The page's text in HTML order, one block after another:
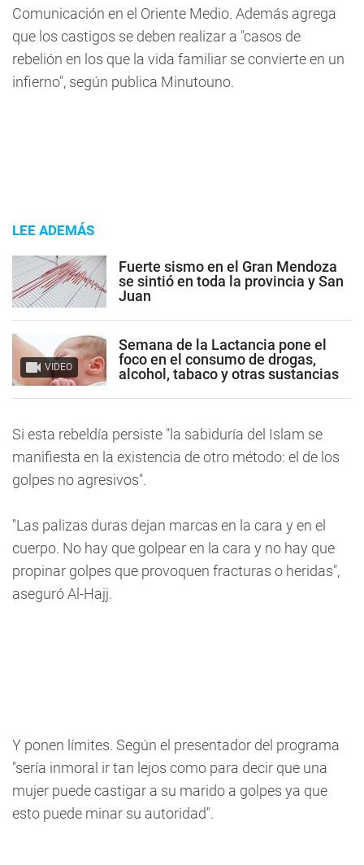
Comunicación en el Oriente Medio. Además agrega
que los castigos se deben realizar a "casos de
rebelión en los que la vida familiar se convierte en un
infierno", según publica Minutouno.
LEE ADEMÁS
Fuerte sismo en el Gran Mendoza
se sintió en toda la provincia y San
Juan
VIDEO
Semana de la Lactancia pone el
foco en el consumo de drogas,
alcohol, tabaco y otras sustancias
Si esta rebeldía persiste "la sabiduría del Islam se
manifiesta en la existencia de otro método: el de los
golpes no agresivos".
"Las palizas duras dejan marcas en la cara y en el
cuerpo. No hay que golpear en la cara y no hay que
propinar golpes que provoquen fracturas o heridas",
aseguró Al-Hajj.
Y ponen límites. Según el presentador del programa
"sería inmoral ir tan lejos como para decir que una
mujer puede castigar a su marido a golpes ya que
esto puede minar su autoridad".